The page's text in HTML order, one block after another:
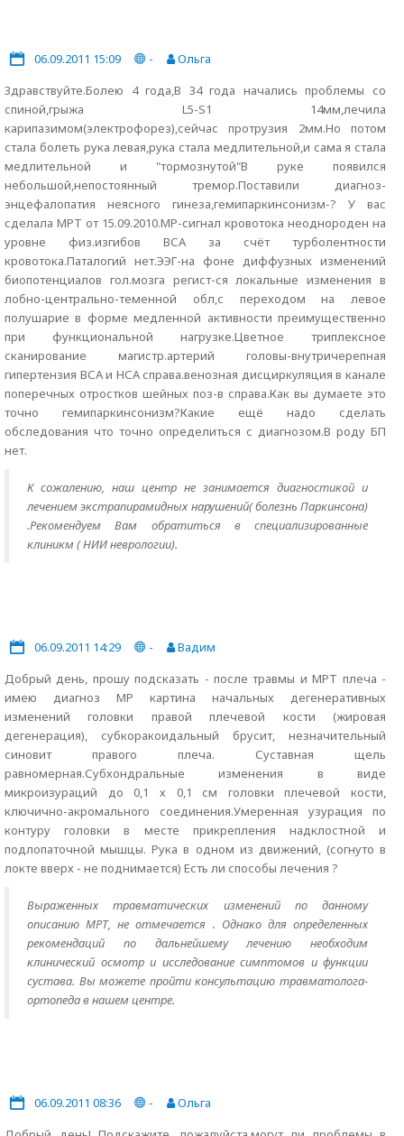
06.09.2011 15:09 -
Ольга
Здравствуйте.Болею 4 года,В 34 года начались проблемы со
спиной,грыжа L5-S1 14мм,лечила
карипазимом(электрофорез),сейчас протрузия 2мм.Но потом
стала болеть рука левая,рука стала медлительной,и сама я стала
медлительной и "тормознутой"В руке появился
небольшой,непостоянный тремор.Поставили диагноз-
энцефалопатия неясного гинеза,гемипаркинсонизм-? У вас
сделала МРТ от 15.09.2010.МР-сигнал кровотока неоднороден на
уровне физ.изгибов ВСА за счёт турболентности
кровотока.Паталогий нет.ЭЭГ-на фоне диффузных изменений
биопотенциалов гол.мозга регист-ся локальные изменения в
лобно-центрально-теменной обл,с переходом на левое
полушарие в форме медленной активности преимущественно
при функциональной нагрузке.Цветное триплексное
сканирование магистр.артерий головы-внутричерепная
гипертензия ВСА и НСА справа.венозная дисциркуляция в канале
поперечных отростков шейных поз-в справа.Как вы думаете это
точно гемипаркинсонизм?Какие ещё надо сделать
обследования что точно определиться с диагнозом.В роду БП
нет.
К сожалению, наш центр не занимается диагностикой и
лечением экстрапирамидных нарушений( болезнь Паркинсона)
.Рекомендуем Вам обратиться в специализированные
клиникм ( НИИ неврологии).
06.09.2011 14:29 -
Вадим
Добрый день, прошу подсказать - после травмы и МРТ плеча -
имею диагноз МР картина начальных дегенеративных
изменений головки правой плечевой кости (жировая
дегенерация), субкоракоидальный брусит, незначительный
синовит правого плеча. Суставная щель
равномерная.Субхондральные изменения в виде
микроизураций до 0,1 х 0,1 см головки плечевой кости,
ключично-акромального соединения.Умеренная узурация по
контуру головки в месте прикрепления надклостной и
подлопаточной мышцы. Рука в одном из движений, (согнуто в
локте вверх - не поднимается) Есть ли способы лечения ?
Выраженных травматических изменений по данному
описанию МРТ, не отмечается . Однако для определенных
рекомендаций по дальнейшему лечению необходим
клинический осмотр и исследование симптомов и функции
сустава. Вы можете пройти консультацию травматолога-
ортопеда в нашем центре.
06.09.2011 08:36 -
Ольга